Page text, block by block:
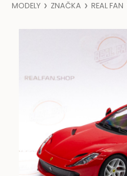
MODELY ZNAČKA REAL FAN